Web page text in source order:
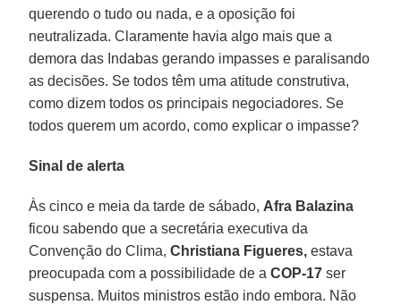
querendo o tudo ou nada, e a oposição foi
neutralizada. Claramente havia algo mais que a
demora das Indabas gerando impasses e paralisando
as decisões. Se todos têm uma atitude construtiva,
como dizem todos os principais negociadores. Se
todos querem um acordo, como explicar o impasse?
Sinal de alerta
Às cinco e meia da tarde de sábado, Afra Balazina
ficou sabendo que a secretária executiva da
Convenção do Clima,Christiana Figueres, estava
preocupada com a possibilidade de aCOP-17ser
suspensa. Muitos ministros estão indo embora. Não